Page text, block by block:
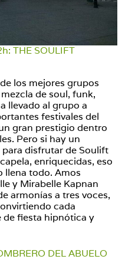
THE SOULIFT
los mejores grupos
de soul, funk,
llevado al grupo a
festivales del
gran prestigio dentro
Pero si hay un
disfrutar de Soulift
enriquecidas, eso
llena todo. Amos
y Mirabelle Kapnan
armonías a tres voces,
cada
de fiesta hipnótica y
DEL ABUELO